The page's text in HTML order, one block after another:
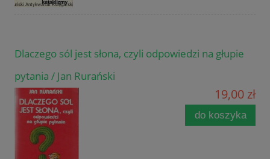
Dlaczego sól jest słona, czyli odpowiedzi na głupie
pytania / Jan Rurański
19,00 zł
do koszyka